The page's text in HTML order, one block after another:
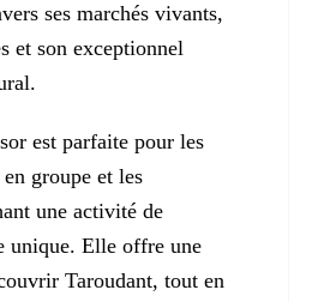
ses marchés vivants,
et son exceptionnel
est parfaite pour les
groupe et les
une activité de
unique. Elle offre une
Taroudant, tout en